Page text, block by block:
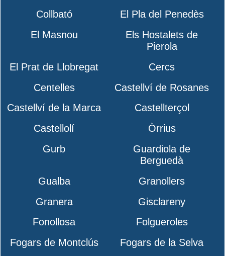
Collbató
El Pla del Penedès
El Masnou
Els Hostalets de
Pierola
El Prat de Llobregat
Cercs
Centelles
Castellví de Rosanes
Castellví de la Marca
Castellterçol
Castellolí
Òrrius
Gurb
Guardiola de
Berguedà
Gualba
Granollers
Granera
Gisclareny
Fonollosa
Folgueroles
Fogars de Montclús
Fogars de la Selva